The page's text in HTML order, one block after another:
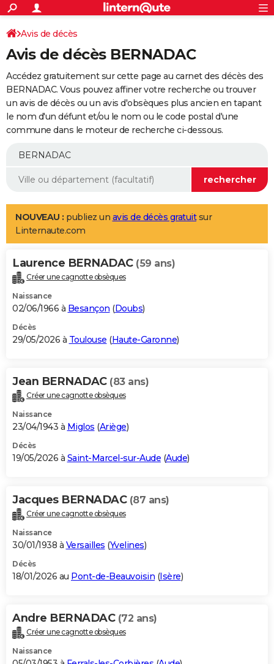
ACTUALITÉS
Politique
Société
Faits Divers
Education
Monde
Villes
+
SPORT
Coupe du monde 2026
Football
Tennis
Cyclisme
Rugby
Forum
Programme TV
TNT
Streaming
Cinéma
Sorties cinéma
Musique
+
FINANCE
Impôts
Immobilier
Risques naturels par ville
Banque
Assurance
Crédit
AUTO
Essais
Réserver un essai
Citadines
Berlines
SUV
Forum auto
+
Mobiles
Meilleur smartphone
Internet
Ordinateurs
Jeux vidéo
Guide high-tech
Aménagement intérieur
LIFESTYLE
Art de vivre
Bien-être
Loisirs
Mode
Modes de vie
Alimentation
Guide de la santé
Maladies
Médicaments
Sommeil
VOYAGE
Destinations
City break
Voyage nature
Voyage de noces
Forum
Climat
+PHOTO
GUIDES D'ACHAT
BONS PLANS
Carte de Noël
Carte Bonne année
Carte Saint-Valentin
Carte Pâques
Carte d'anniversaire
DICTIONNAIRE
Dictionnaire
Biographies
Citations
Expressions
Proverbes
PROGRAMME TV
S'inscrire
Se connecter
Lycées
Collèges
Primaires
Universités
Entreprises
Service militaire
Avis de recherche
AVIS DE DÉCÈS
Bricolage
Lifestyle
Culture
Sport
Auto
Television
Voyage
Cinema
Avis de décès
Avis de décès BERNADAC
Accédez gratuitement sur cette page au carnet des décès des
BERNADAC. Vous pouvez affiner votre recherche ou trouver
un avis de décès ou un avis d'obsèques plus ancien en tapant
le nom d'un défunt et/ou le nom ou le code postal d'une
commune dans le moteur de recherche ci-dessous.
NOUVEAU : publiez un avis de décès gratuitsur
Linternaute.com
Laurence BERNADAC (59 ans)
Créer une cagnotte obsèques
Naissance
02/06/1966 à Besançon (Doubs)
Décès
29/05/2026 à Toulouse (Haute-Garonne)
Jean BERNADAC (83 ans)
Créer une cagnotte obsèques
Naissance
23/04/1943 à Miglos (Ariège)
Décès
19/05/2026 à Saint-Marcel-sur-Aude (Aude)
Jacques BERNADAC (87 ans)
Créer une cagnotte obsèques
Naissance
30/01/1938 à Versailles (Yvelines)
Décès
18/01/2026 au Pont-de-Beauvoisin (Isère)
Andre BERNADAC (72 ans)
Créer une cagnotte obsèques
Naissance